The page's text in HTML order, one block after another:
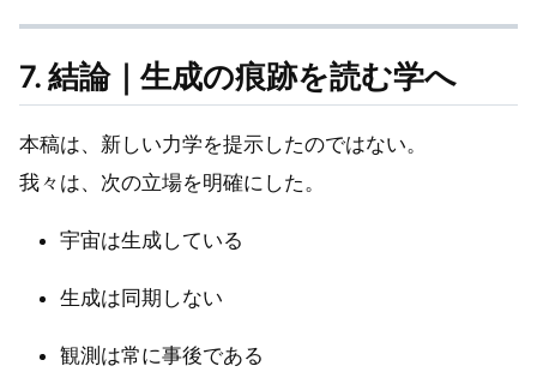
7. 結論｜生成の痕跡を読む学へ
本稿は、新しい力学を提示したのではない。
我々は、次の立場を明確にした。
宇宙は生成している
生成は同期しない
観測は常に事後である